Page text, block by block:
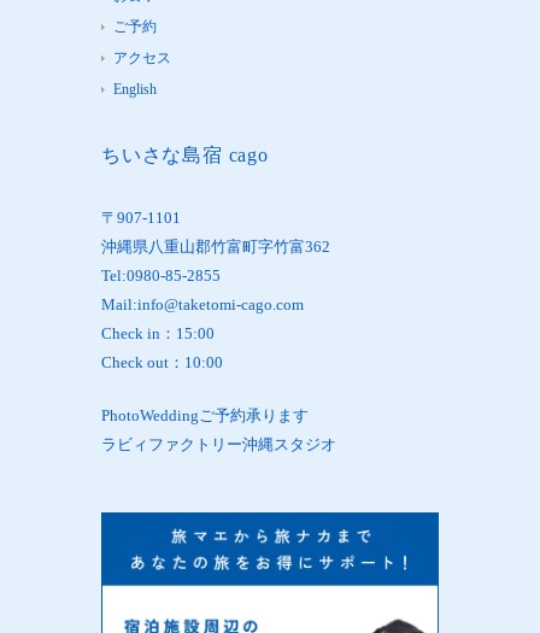
ご予約
アクセス
English
ちいさな島宿 cago
〒907-1101
沖縄県八重山郡竹富町字竹富362
Tel:0980-85-2855
Mail:info@taketomi-cago.com
Check in：15:00
Check out：10:00
PhotoWeddingご予約承ります
ラビィファクトリー沖縄スタジオ